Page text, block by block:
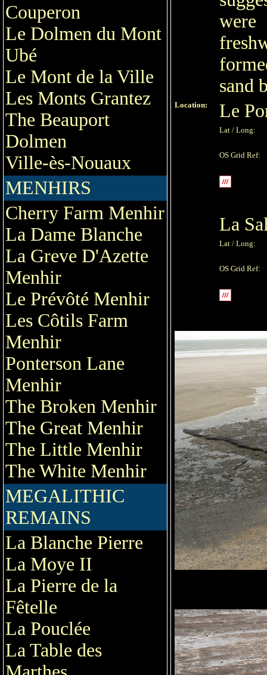
Couperon
Le Dolmen du Mont
Ubé
Le Mont de la Ville
Les Monts Grantez
The Beauport
Dolmen
Ville-ès-Nouaux
MENHIRS
Cherry Farm Menhir
La Dame Blanche
La Greve D'Azette
Menhir
Le Prévôté Menhir
Les Côtils Farm
Menhir
Ponterson Lane
Menhir
The Broken Menhir
The Great Menhir
The Little Menhir
The White Menhir
MEGALITHIC
REMAINS
La Blanche Pierre
La Moye II
La Pierre de la
Fêtelle
La Pouclée
La Table des
sand
Location: Le
Lat / Long:
OS Grid Ref:
La
Lat / Long:
OS Grid Ref: